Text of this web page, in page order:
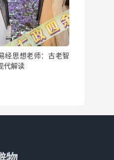
经思想老师：古老智
代解读